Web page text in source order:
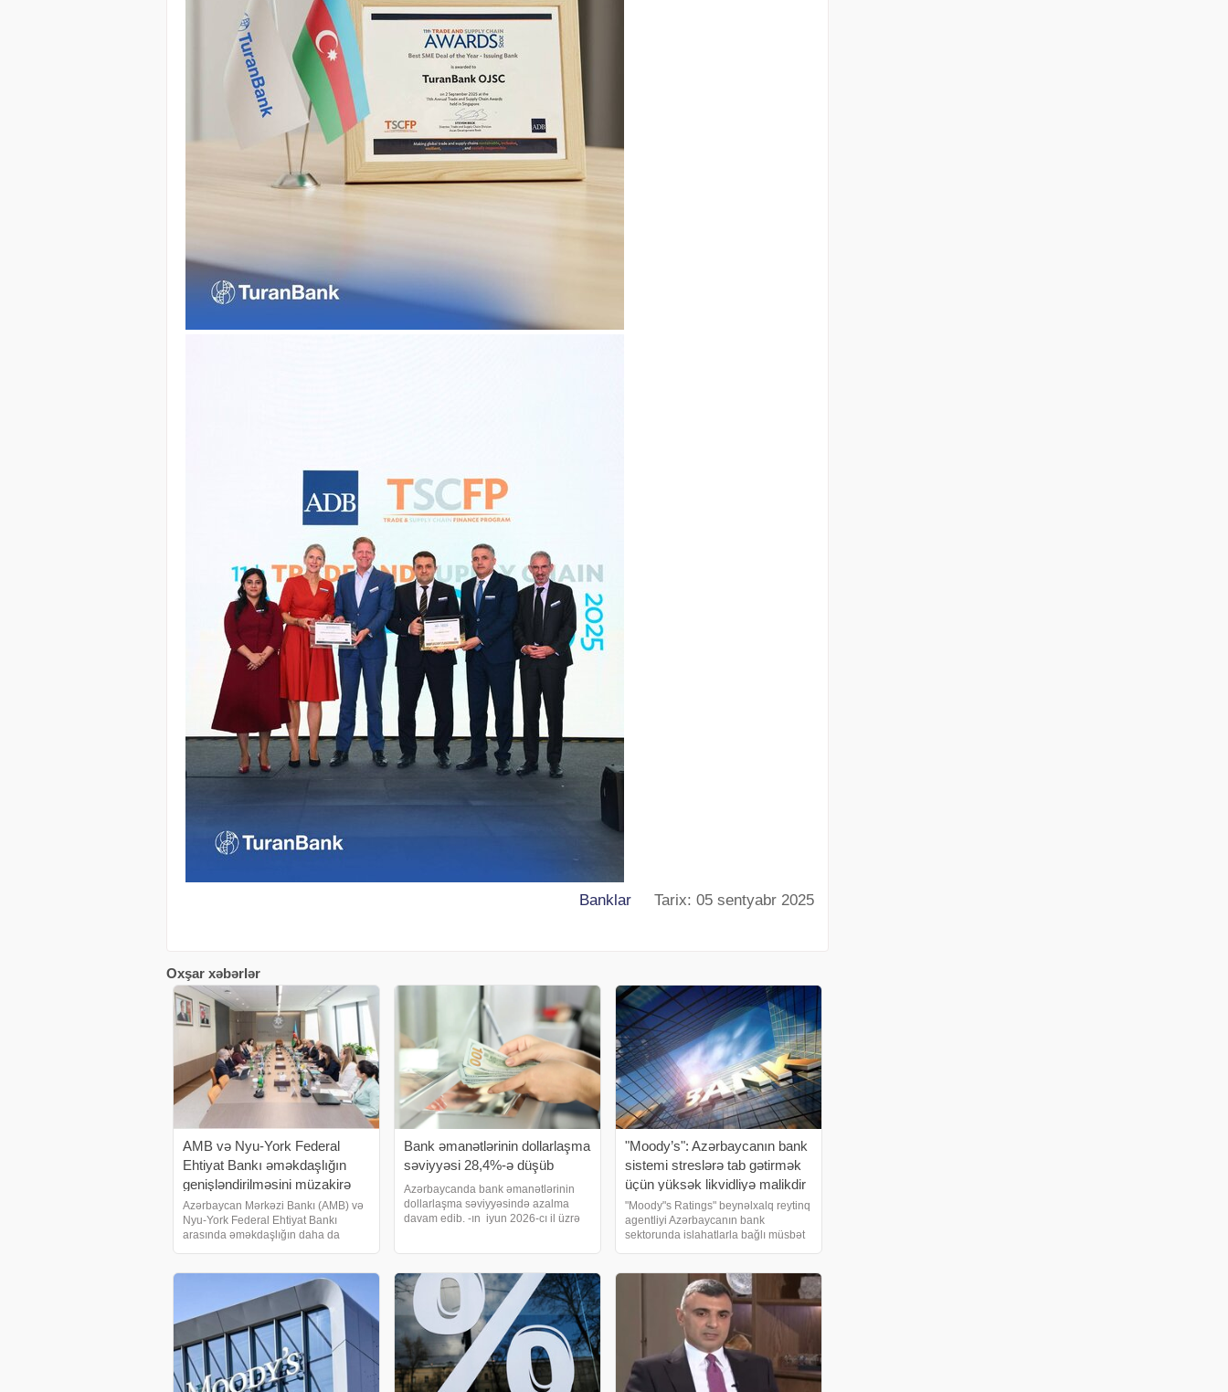
Banklar Tarix: 05 sentyabr 2025
Oxşar xəbərlər
AMB və Nyu-York Federal
Ehtiyat Bankı əməkdaşlığın
genişləndirilməsini müzakirə
edib
Azərbaycan Mərkəzi Bankı (AMB) və
Nyu-York Federal Ehtiyat Bankı
arasında əməkdaşlığın daha da
məlumat yayıb. Bildirilib ki, Mərkəzi
Bankın sədr müavini Əl
Bank əmanətlərinin dollarlaşma
səviyyəsi 28,4%-ə düşüb
Azərbaycanda bank əmanətlərinin
dollarlaşma səviyyəsində azalma
davam edib. -ın iyun 2026-cı il üzrə
müqayisədə 4,6 faiz bənd
"Moody’s": Azərbaycanın bank
sistemi streslərə tab gətirmək
üçün yüksək likvidliyə malikdir
"Moody"s Ratings" beynəlxalq reytinq
agentliyi Azərbaycanın bank
sektorunda islahatlarla bağlı müsbət
yaxşılaşmasına və bankların mümkün